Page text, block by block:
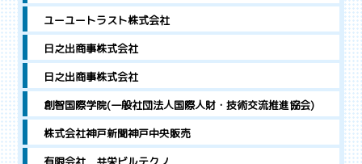
ユーユートラスト株式会社
日之出商事株式会社
日之出商事株式会社
創智国際学院(一般社団法人国際人財・技術交流推進協会)
株式会社神戸新聞神戸中央販売